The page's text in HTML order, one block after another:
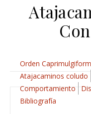
Orden
Atajacaminos coludo
Comportamiento
Bibliografía